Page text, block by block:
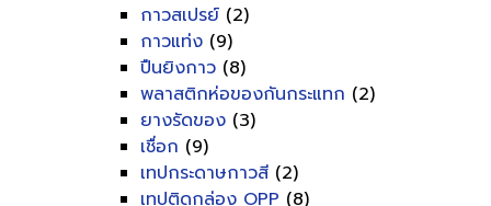
กาวสเปรย์ (2)
กาวแท่ง (9)
ปืนยิงกาว (8)
พลาสติกห่อของกันกระแทก (2)
ยางรัดของ (3)
เชื่อก (9)
เทปกระดาษกาวสี (2)
เทปติดกล่อง OPP (8)